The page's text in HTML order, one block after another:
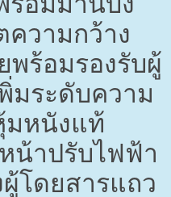
วามกว้าง
พร้อมรองรับผู้
มระดับความ
มหนังแท้
น้าปรับไฟฟ้า
โดยสารแถว